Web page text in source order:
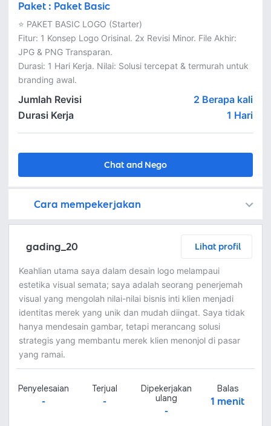
Paket : Paket Basic
⭐️ PAKET BASIC LOGO (Starter)
Fitur: 1 Konsep Logo Orisinal. 2x Revisi Minor. File Akhir:
JPG & PNG Transparan.
Durasi: 1 Hari Kerja. Nilai: Solusi tercepat & termurah untuk
branding awal.
Jumlah Revisi
2 Berapa kali
Durasi Kerja
1 Hari
Chat and Nego
Cara mempekerjakan
gading_20 Lihat profil
Keahlian utama saya dalam desain logo melampaui
estetika visual semata; saya adalah seorang penerjemah
visual yang mengolah nilai-nilai bisnis inti klien menjadi
identitas merek yang unik dan mudah diingat. Saya tidak
hanya mendesain gambar, tetapi merancang solusi
strategis yang membantu merek klien menonjol di pasar
yang ramai.
Penyelesaian
-
Terjual
-
Dipekerjakan
ulang
-
Balas
1 menit